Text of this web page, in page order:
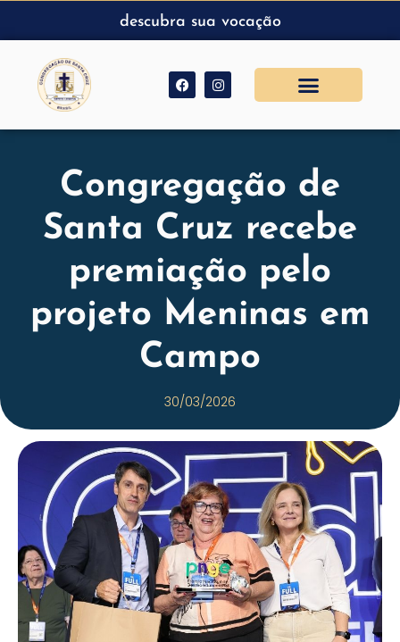
descubra sua vocação
Congregação de
Santa Cruz recebe
premiação pelo
projeto Meninas em
Campo
30/03/2026